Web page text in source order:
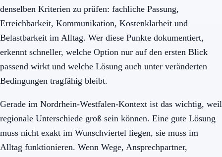
denselben Kriterien zu prüfen: fachliche Passung,
Erreichbarkeit, Kommunikation, Kostenklarheit und
Belastbarkeit im Alltag. Wer diese Punkte dokumentiert,
erkennt schneller, welche Option nur auf den ersten Blick
passend wirkt und welche Lösung auch unter veränderten
Bedingungen tragfähig bleibt.
Gerade im Nordrhein-Westfalen-Kontext ist das wichtig, weil
regionale Unterschiede groß sein können. Eine gute Lösung
muss nicht exakt im Wunschviertel liegen, sie muss im
Alltag funktionieren. Wenn Wege, Ansprechpartner,